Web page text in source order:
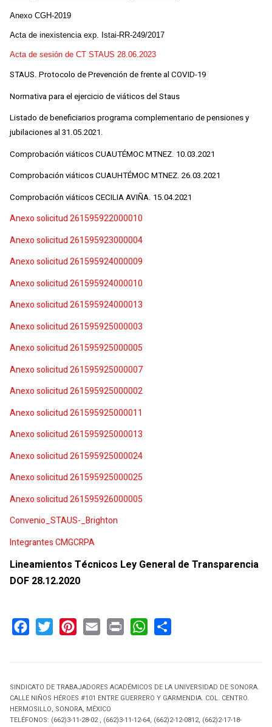
Anexo CGH-2019
Acta de inexistencia exp. Istai-RR-249/2017
Acta de sesión de CT STAUS 28.06.2023
STAUS. Protocolo de Prevención de frente al COVID-19
Normativa para el ejercicio de viáticos del Staus
Listado de beneficiarios programa complementario de pensiones y
jubilaciones al 31.05.2021.
Comprobación viáticos CUAUTÉMOC MTNEZ. 10.03.2021
Comprobación viáticos CUAUHTÉMOC MTNEZ. 26.03.2021
Comprobación viáticos CECILIA AVIÑA. 15.04.2021
Anexo solicitud 261595922000010
Anexo solicitud 261595923000004
Anexo solicitud 261595924000009
Anexo solicitud 261595924000010
Anexo solicitud 261595924000013
Anexo solicitud 261595925000003
Anexo solicitud 261595925000005
Anexo solicitud 261595925000007
Anexo solicitud 261595925000002
Anexo solicitud 261595925000011
Anexo solicitud 261595925000013
Anexo solicitud 261595925000024
Anexo solicitud 261595925000025
Anexo solicitud 261595926000005
Convenio_STAUS-_Brighton
Integrantes CMGCRPA
Lineamientos Técnicos Ley General de Transparencia
DOF 28.12.2020
SINDICATO DE TRABAJADORES ACADÉMICOS DE LA UNIVERSIDAD DE SONORA.
CALLE NIÑOS HÉROES #101 ENTRE GUERRERO Y GARMENDIA. COL. CENTRO.
HERMOSILLO, SONORA, MÉXICO
TELÉFONOS: (662)3-11-28-02 , (662)3-11-12-64, (662)2-12-0812, (662)2-17-18-